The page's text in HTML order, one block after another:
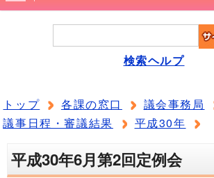
検索ヘルプ
トップ 各課の窓口
議会事務局
議事日程・審議結果
平成30年
平成30年6月第2回定例会